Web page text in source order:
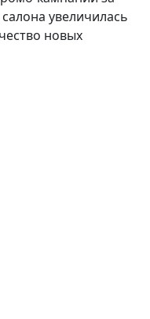
увеличилась
новых